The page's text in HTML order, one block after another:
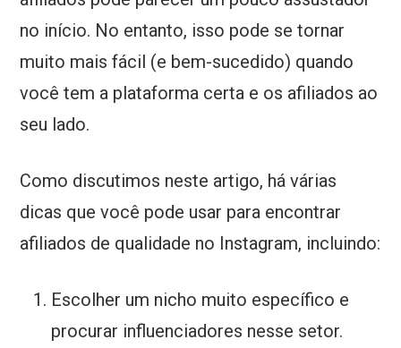
no início. No entanto, isso pode se tornar
muito mais fácil (e bem-sucedido) quando
você tem a plataforma certa e os afiliados ao
seu lado.
Como discutimos neste artigo, há várias
dicas que você pode usar para encontrar
afiliados de qualidade no Instagram, incluindo:
Escolher um nicho muito específico e
procurar influenciadores nesse setor.